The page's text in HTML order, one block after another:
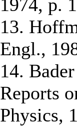
1974, p.
13.
Engl.,
14.
Reports
Physics,